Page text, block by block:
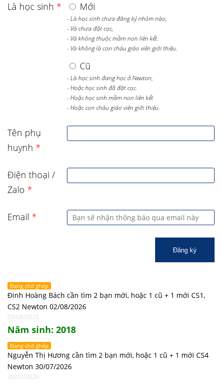
Là học sinh * Mới
- Là học sinh chưa đăng ký nhóm nào,
- Và chưa đặt cọc,
- Và không thuộc mầm non liên kết.
- Và không là con cháu giáo viên giới thiệu.
Cũ
- Là học sinh đang học ở Newton,
- Hoặc học sinh đã đặt cọc.
- Hoặc học sinh mầm non liên kết
- Hoặc con cháu giáo viên giới thiệu.
Tên phụ
huynh *
Điện thoại /
Zalo *
Email *
Đăng ký
Đang chờ ghép
Đinh Hoàng Bách cần tìm 2 bạn mới, hoặc 1 cũ + 1 mới CS1,
CS2 Newton 02/08/2026
03/08/2026
Năm sinh: 2018
Đang chờ ghép
Nguyễn Thị Hương cần tìm 2 bạn mới, hoặc 1 cũ + 1 mới CS4
Newton 30/07/2026
30/07/2026